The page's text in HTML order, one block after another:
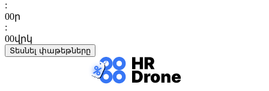
:
00ր
:
00վրկ
Տեսնել փաթեթները